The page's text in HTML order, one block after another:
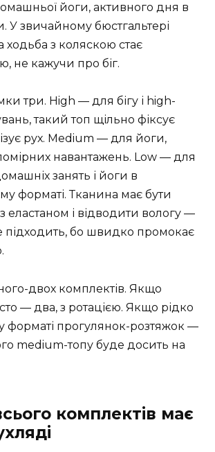
йоги, активного дня в
У звичайному бюстгальтері
ходьба з коляскою стає
не кажучи про біг.
три. High — для бігу і high-
такий топ щільно фіксує
рух. Medium — для йоги,
навантажень. Low — для
занять і йоги в
форматі. Тканина має бути
еластаном і відводити вологу —
підходить, бо швидко промокає
двох комплектів. Якщо
— два, з ротацією. Якщо рідко
форматі прогулянок-розтяжок —
medium-топу буде досить на
комплектів має